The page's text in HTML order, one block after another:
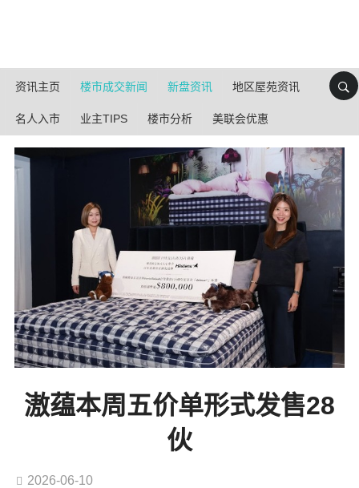
资讯主页 楼市成交新闻 新盘资讯 地区屋苑资讯
名人入市 业主TIPS 楼市分析 美联会优惠
滶蕴本周五价单形式发售28
伙
2026-06-10